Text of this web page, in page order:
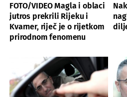
FOTO/VIDEO Magla i oblaci
jutros prekrili Rijeku i
Kvarner, riječ je o rijetkom
prirodnom fenomenu